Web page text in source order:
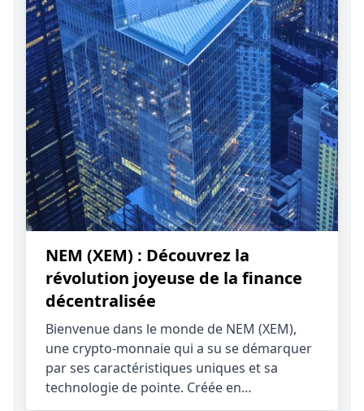
NEM (XEM) : Découvrez la
révolution joyeuse de la finance
décentralisée
Bienvenue dans le monde de NEM (XEM),
une crypto-monnaie qui a su se démarquer
par ses caractéristiques uniques et sa
technologie de pointe. Créée en…